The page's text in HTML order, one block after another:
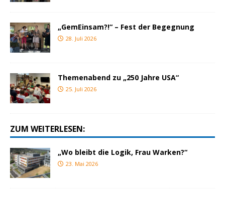
„GemEinsam?!“ – Fest der Begegnung
28. Juli 2026
Themenabend zu „250 Jahre USA“
25. Juli 2026
ZUM WEITERLESEN:
„Wo bleibt die Logik, Frau Warken?“
23. Mai 2026